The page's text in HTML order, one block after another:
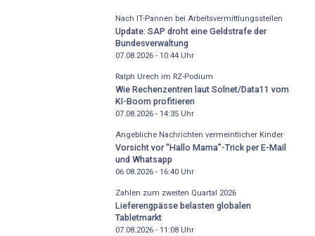
Nach IT-Pannen bei Arbeitsvermittlungsstellen
Update: SAP droht eine Geldstrafe der
Bundesverwaltung
07.08.2026 - 10:44Uhr
Ralph Urech im RZ-Podium
Wie Rechenzentren laut Solnet/Data11 vom
KI-Boom profitieren
07.08.2026 - 14:35Uhr
Angebliche Nachrichten vermeintlicher Kinder
Vorsicht vor "Hallo Mama"-Trick per E-Mail
und Whatsapp
06.08.2026 - 16:40Uhr
Zahlen zum zweiten Quartal 2026
Lieferengpässe belasten globalen
Tabletmarkt
07.08.2026 - 11:08Uhr